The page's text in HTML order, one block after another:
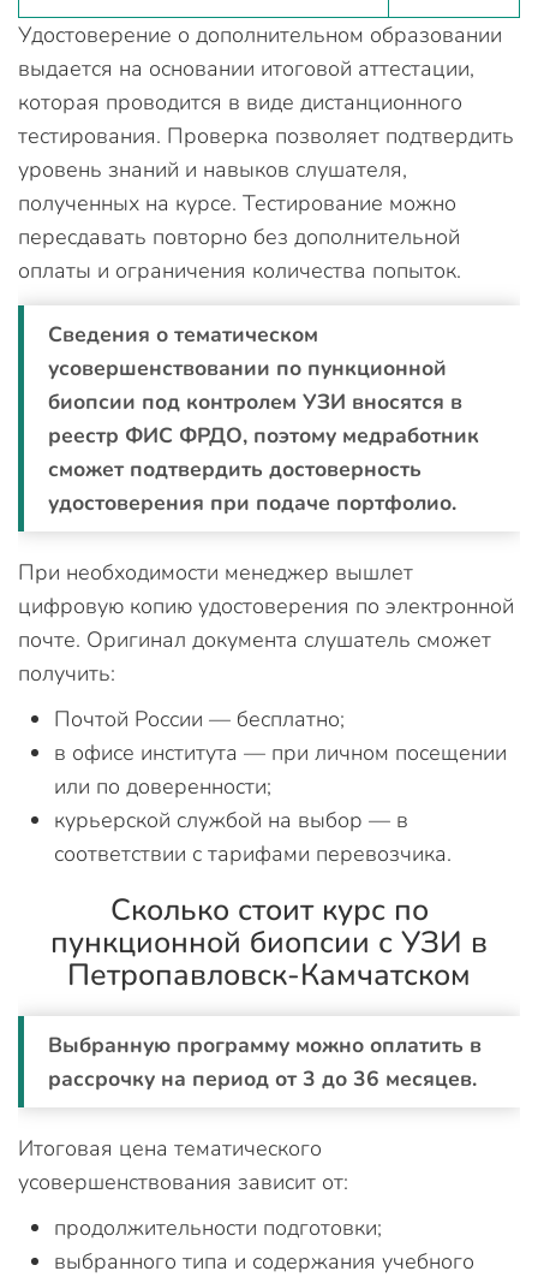
Удостоверение о дополнительном образовании
выдается на основании итоговой аттестации,
которая проводится в виде дистанционного
тестирования. Проверка позволяет подтвердить
уровень знаний и навыков слушателя,
полученных на курсе. Тестирование можно
пересдавать повторно без дополнительной
оплаты и ограничения количества попыток.
Сведения о тематическом
усовершенствовании по пункционной
биопсии под контролем УЗИ вносятся в
реестр ФИС ФРДО, поэтому медработник
сможет подтвердить достоверность
удостоверения при подаче портфолио.
При необходимости менеджер вышлет
цифровую копию удостоверения по электронной
почте. Оригинал документа слушатель сможет
получить:
Почтой России — бесплатно;
в офисе института — при личном посещении
или по доверенности;
курьерской службой на выбор — в
соответствии с тарифами перевозчика.
Сколько стоит курс по
пункционной биопсии с УЗИ в
Петропавловск-Камчатском
Выбранную программу можно оплатить в
рассрочку на период от 3 до 36 месяцев.
Итоговая цена тематического
усовершенствования зависит от:
продолжительности подготовки;
выбранного типа и содержания учебного